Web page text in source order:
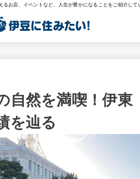
お店、イベントなど、人生が豊かになることをご紹介して
自然を満喫！伊東
を辿る